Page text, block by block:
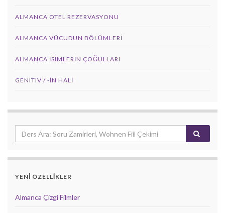
ALMANCA OTEL REZERVASYONU
ALMANCA VÜCUDUN BÖLÜMLERI
ALMANCA İSIMLERIN ÇOĞULLARI
GENITIV / -İN HALİ
YENİ ÖZELLİKLER
Almanca Çizgi Filmler